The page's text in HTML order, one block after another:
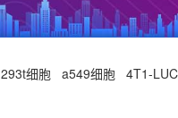
293t细胞 a549细胞 4T1-